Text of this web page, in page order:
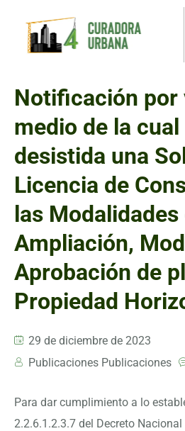
Notificación por
medio de la
desistida una
Licencia de
las Modalidades
Ampliación,
Aprobación de
Propiedad
29 de diciembre de 2023
Publicaciones Publicaciones
Para dar cumplimiento a lo
2.2.6.1.2.3.7 del Decreto